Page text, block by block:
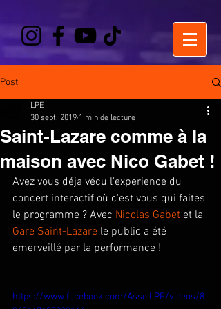
Post
Saint-Lazare comme à la
maison avec Nico Gabet !
LPE
30 sept. 2019 1 min de lecture
Avez vous déja vécu l'experience du
concert interactif où c'est vous qui faites
le programme ? Avec Nicolas Gabet et la
Gare Saint-Lazare le public a été
emerveillé par la performance !
https://www.facebook.com/Asso.LPE/videos/8